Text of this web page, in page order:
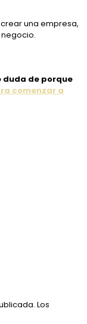
una empresa,
duda de porque
comenzar a
Los